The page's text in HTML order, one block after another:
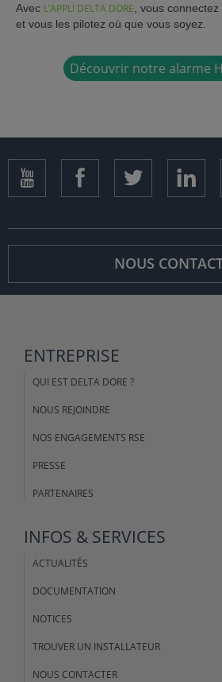
Avec L’APPLI DELTA DORE , vous
et vous les pilotez où que vous soyez.
Découvrir notre alarme
NOUS
ENTREPRISE
QUI EST DELTA DORE ?
NOUS REJOINDRE
NOS ENGAGEMENTS RSE
PRESSE
PARTENAIRES
INFOS & SERVICES
ACTUALITÉS
DOCUMENTATION
NOTICES
TROUVER UN INSTALLATEUR
NOUS CONTACTER